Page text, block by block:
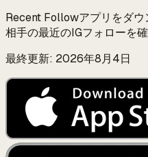
Recent Followアプリをダ
相手の最近のIGフォローを確
最終更新: 2026年8月4日